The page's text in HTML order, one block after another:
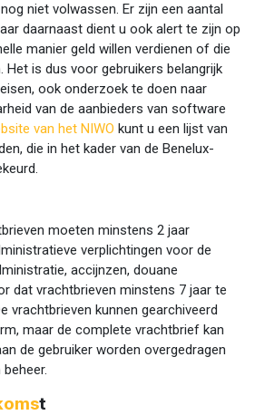
niet volwassen. Er zijn een aantal
daarnaast dient u ook alert te zijn op
manier geld willen verdienen of die
Het is dus voor gebruikers belangrijk
ook onderzoek te doen naar
van de aanbieders van software
van het NIWO kunt u een lijst van
die in het kader van de Benelux-
moeten minstens 2 jaar
verplichtingen voor de
accijnzen, douane
dat vrachtbrieven minstens 7 jaar te
vrachtbrieven kunnen gearchiveerd
maar de complete vrachtbrief kan
de gebruiker worden overgedragen
t